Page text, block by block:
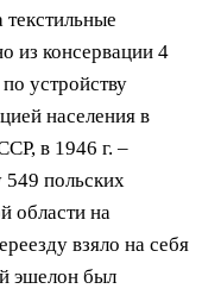
из консервации 4
устройству
населения в
в 1946 г. –
польских
области на
взяло на себя
эшелон был